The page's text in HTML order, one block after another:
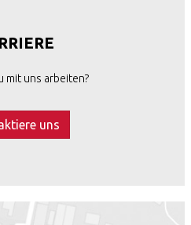
mit uns arbeiten?
uns